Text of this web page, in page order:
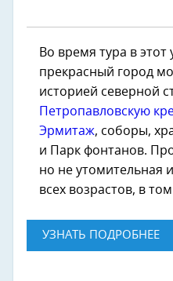
Во время тура в
прекрасный город
историей северной
Петропавловскую
Эрмитаж, соборы,
и Парк фонтанов.
но не утомительная
всех возрастов, в
УЗНАТЬ ПОДРОБНЕЕ